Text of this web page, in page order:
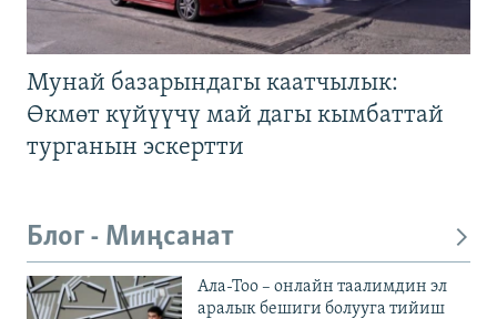
Мунай базарындагы каатчылык:
Өкмөт күйүүчү май дагы кымбаттай
турганын эскертти
Блог - Миңсанат
Ала-Тоо – онлайн таалимдин эл
аралык бешиги болууга тийиш